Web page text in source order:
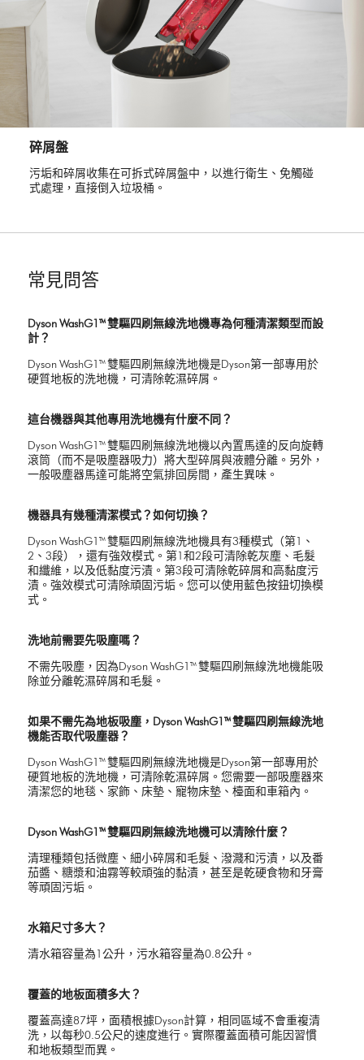
碎屑盤
污垢和碎屑收集在可拆式碎屑盤中，以進行衛生、免觸碰
式處理，直接倒入垃圾桶。
常見問答
Dyson WashG1™ 雙驅四刷無線洗地機專為何種清潔類型而設
計？
Dyson WashG1™ 雙驅四刷無線洗地機是Dyson第一部專用於
硬質地板的洗地機，可清除乾濕碎屑。
這台機器與其他專用洗地機有什麼不同？
Dyson WashG1™ 雙驅四刷無線洗地機以內置馬達的反向旋轉
滾筒（而不是吸塵器吸力）將大型碎屑與液體分離。另外，
一般吸塵器馬達可能將空氣排回房間，產生異味。
機器具有幾種清潔模式？如何切換？
Dyson WashG1™ 雙驅四刷無線洗地機具有3種模式（第1、
2、3段），還有強效模式。第1和2段可清除乾灰塵、毛髮
和纖維，以及低黏度污漬。第3段可清除乾碎屑和高黏度污
漬。強效模式可清除頑固污垢。您可以使用藍色按鈕切換模
式。
洗地前需要先吸塵嗎？
不需先吸塵，因為Dyson WashG1™ 雙驅四刷無線洗地機能吸
除並分離乾濕碎屑和毛髮。
如果不需先為地板吸塵，Dyson WashG1™ 雙驅四刷無線洗地
機能否取代吸塵器？
Dyson WashG1™ 雙驅四刷無線洗地機是Dyson第一部專用於
硬質地板的洗地機，可清除乾濕碎屑。您需要一部吸塵器來
清潔您的地毯、家飾、床墊、寵物床墊、檯面和車箱內。
Dyson WashG1™ 雙驅四刷無線洗地機可以清除什麼？
清理種類包括微塵、細小碎屑和毛髮、潑濺和污漬，以及番
茄醬、糖漿和油霧等較頑強的黏漬，甚至是乾硬食物和牙膏
等頑固污垢。
水箱尺寸多大？
清水箱容量為1公升，污水箱容量為0.8公升。
覆蓋的地板面積多大？
覆蓋高達87坪，面積根據Dyson計算，相同區域不會重複清
洗，以每秒0.5公尺的速度進行。實際覆蓋面積可能因習慣
和地板類型而異。